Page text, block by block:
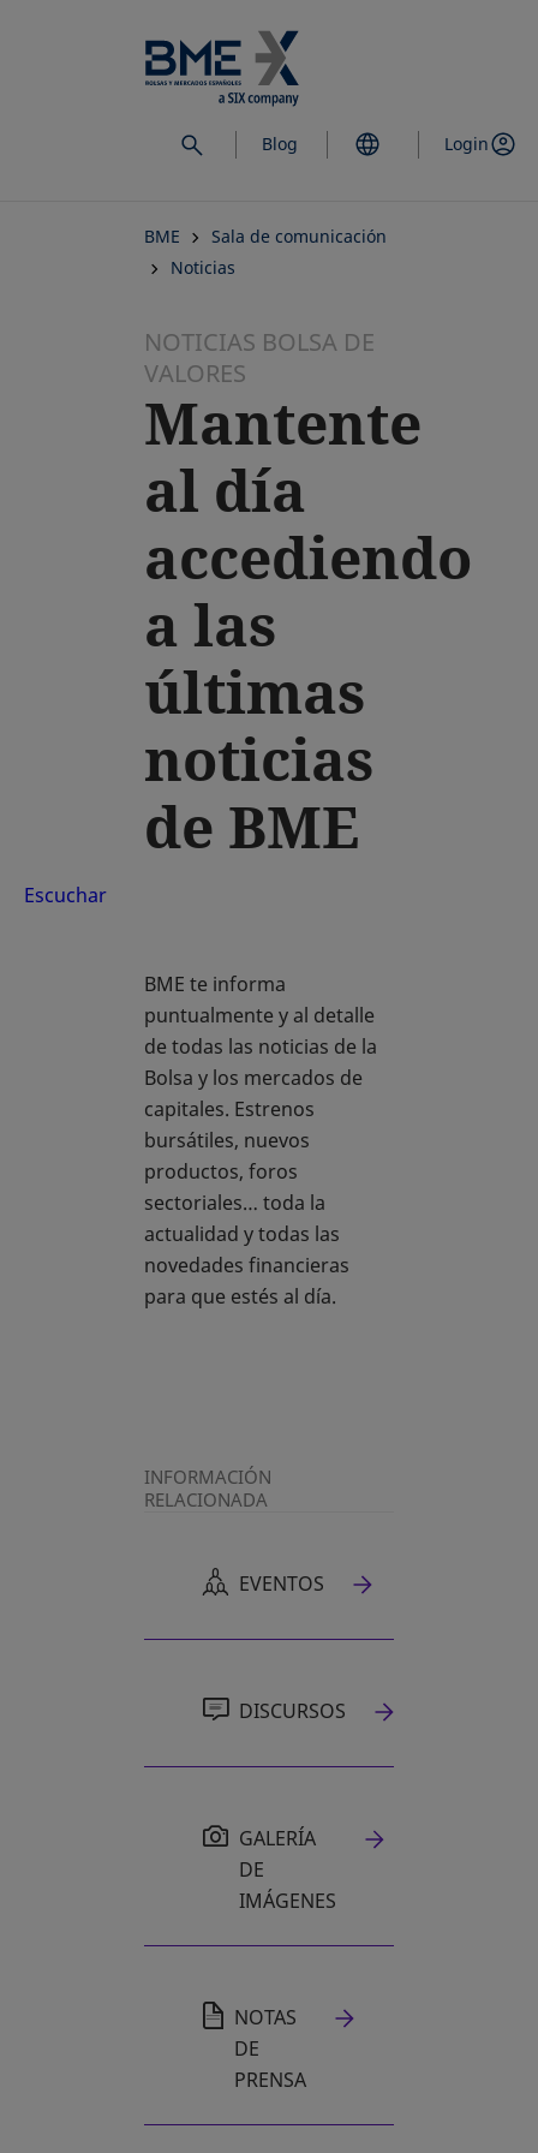
al
contenido
principal
Blog Login
BME
Sala de comunicación
Noticias
NOTICIAS BOLSA DE
VALORES
Mantente
al día
accediendo
a las
últimas
noticias
de BME
Escuchar
BME te informa
puntualmente y al detalle
de todas las noticias de la
Bolsa y los mercados de
capitales. Estrenos
bursátiles, nuevos
productos, foros
sectoriales… toda la
actualidad y todas las
novedades financieras
para que estés al día.
INFORMACIÓN
RELACIONADA
EVENTOS
DISCURSOS
GALERÍA
DE
IMÁGENES
NOTAS
DE
PRENSA